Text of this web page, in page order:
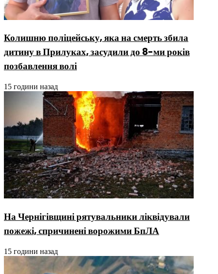
Колишню поліцейську, яка на смерть збила
дитину в Прилуках, засудили до 8-ми років
позбавлення волі
15 години назад
На Чернігівщині рятувальники ліквідували
пожежі, спричинені ворожими БпЛА
15 години назад